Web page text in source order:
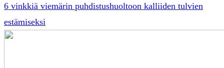
6 vinkkiä viemärin puhdistushuoltoon kalliiden tulvien
estämiseksi